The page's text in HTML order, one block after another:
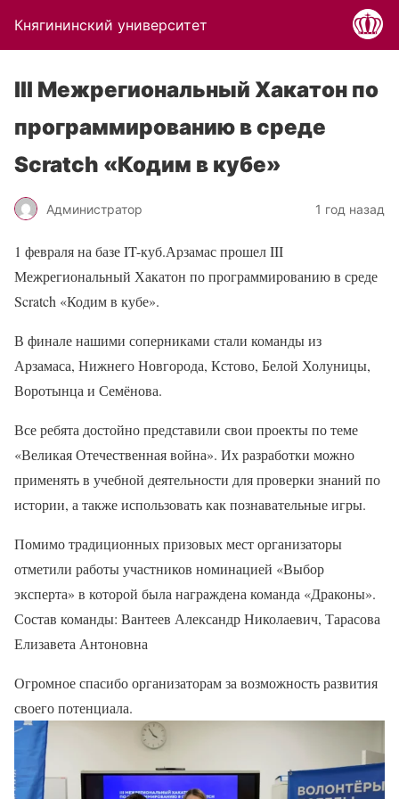
Княгининский университет
III Межрегиональный Хакатон по
программированию в среде
Scratch «Кодим в кубе»
Администратор 1 год назад
1 февраля на базе IT-куб.Арзамас прошел III
Межрегиональный Хакатон по программированию в среде
Scratch «Кодим в кубе».
В финале нашими соперниками стали команды из
Арзамаса, Нижнего Новгорода, Кстово, Белой Холуницы,
Воротынца и Семёнова.
Все ребята достойно представили свои проекты по теме
«Великая Отечественная война». Их разработки можно
применять в учебной деятельности для проверки знаний по
истории, а также использовать как познавательные игры.
Помимо традиционных призовых мест организаторы
отметили работы участников номинацией «Выбор
эксперта» в которой была награждена команда «Драконы».
Состав команды: Вантеев Александр Николаевич, Тарасова
Елизавета Антоновна
Огромное спасибо организаторам за возможность развития
своего потенциала.